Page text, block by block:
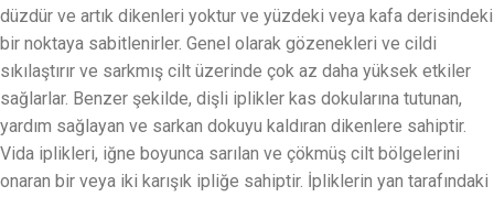
düzdür ve artık dikenleri yoktur ve yüzdeki veya kafa derisindeki
bir noktaya sabitlenirler. Genel olarak gözenekleri ve cildi
sıkılaştırır ve sarkmış cilt üzerinde çok az daha yüksek etkiler
sağlarlar. Benzer şekilde, dişli iplikler kas dokularına tutunan,
yardım sağlayan ve sarkan dokuyu kaldıran dikenlere sahiptir.
Vida iplikleri, iğne boyunca sarılan ve çökmüş cilt bölgelerini
onaran bir veya iki karışık ipliğe sahiptir. İpliklerin yan tarafındaki